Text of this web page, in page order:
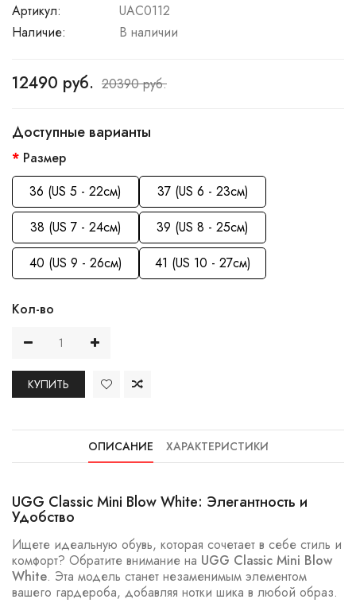
Артикул:
UAC0112
Наличие:
В наличии
12490 руб. 20390 руб.
Доступные варианты
Размер
36 (US 5 - 22см)
37 (US 6 - 23см)
38 (US 7 - 24см)
39 (US 8 - 25см)
40 (US 9 - 26см)
41 (US 10 - 27см)
Кол-во
КУПИТЬ
ОПИСАНИЕ ХАРАКТЕРИСТИКИ
UGG Classic Mini Blow White: Элегантность и
Удобство
Ищете идеальную обувь, которая сочетает в себе стиль и
комфорт? Обратите внимание на UGG Classic Mini Blow
White. Эта модель станет незаменимым элементом
вашего гардероба, добавляя нотки шика в любой образ.